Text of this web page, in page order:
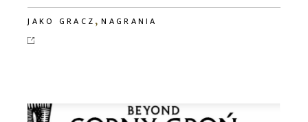
JAKO GRACZ ,NAGRANIA